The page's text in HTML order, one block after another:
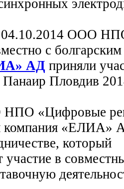
04.10.2014 ООО
с
АД приняли
Пловдив
«Цифровые
компания «ЕЛИА»
который
участие в